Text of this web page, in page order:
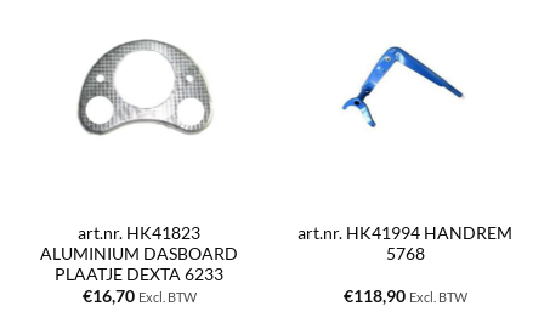
art.nr. HK41823
ALUMINIUM DASBOARD
PLAATJE DEXTA 6233
€16,70 Excl. BTW
art.nr. HK41994 HANDREM
5768
€118,90 Excl. BTW